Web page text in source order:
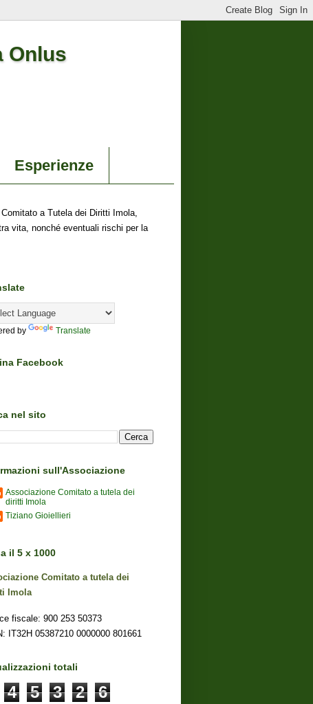
Onlus
Esperienze
a Tutela dei Diritti Imola,
vita, nonché eventuali rischi per la
by Translate
Facebook
nel sito
sull'Associazione
Associazione Comitato a tutela dei
diritti Imola
Tiziano Gioiellieri
il 5 x 1000
Comitato a tutela dei
Imola
fiscale: 900 253 50373
IT32H 05387210 0000000 801661
totali
4 5 3 2 6